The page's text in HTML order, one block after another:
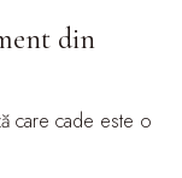
din
care cade este o